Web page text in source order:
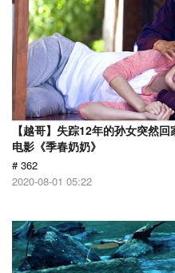
【越哥】失踪12年的孙女突然
电影《季春奶奶》
# 362
2020-08-01 05:22